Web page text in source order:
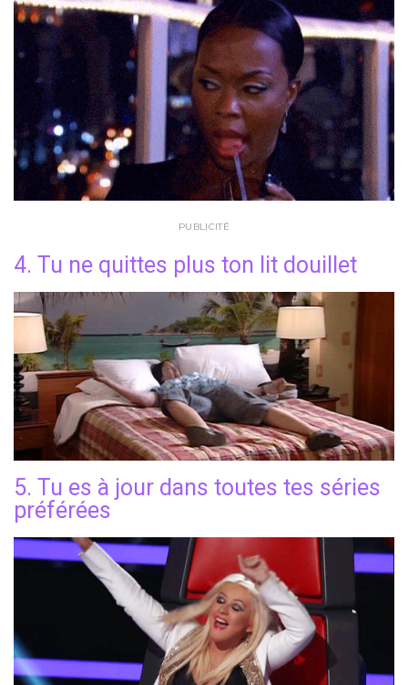
PUBLICITÉ
4. Tu ne quittes plus ton lit douillet
5. Tu es à jour dans toutes tes séries
préférées